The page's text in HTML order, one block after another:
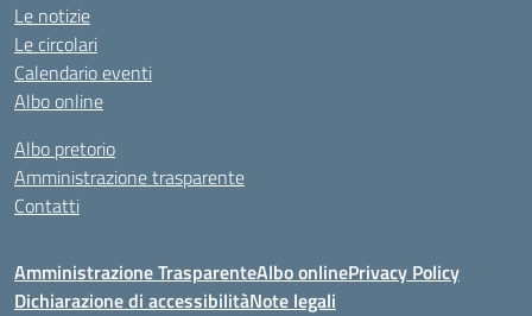
Le notizie
Le circolari
Calendario eventi
Albo online
Albo pretorio
Amministrazione trasparente
Contatti
Amministrazione TrasparenteAlbo onlinePrivacy Policy
Dichiarazione di accessibilitàNote legali